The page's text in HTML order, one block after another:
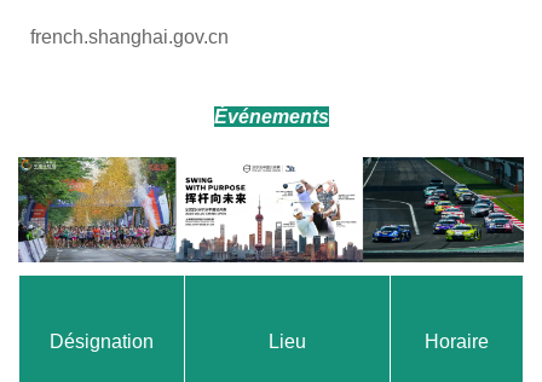
french.shanghai.gov.cn
Événements
Désignation Lieu Horaire